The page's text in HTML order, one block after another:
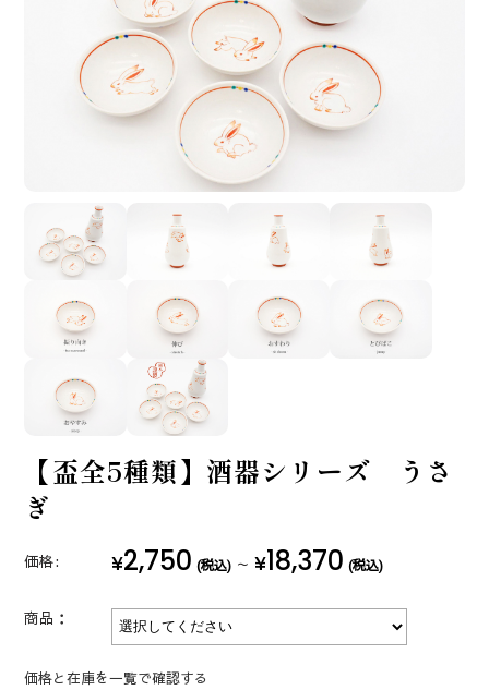
【盃全5種類】酒器シリーズ うさ
ぎ
価格: ¥2,750 (税込) ～ ¥18,370 (税込)
商品：
価格と在庫を一覧で確認する